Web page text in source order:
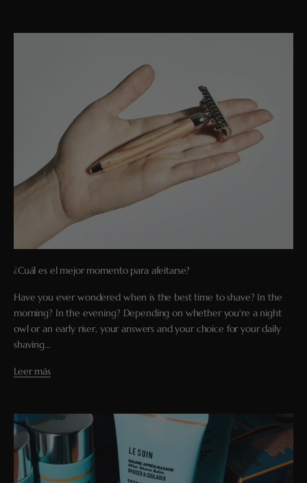
¿Cuál es el mejor momento para afeitarse?
Have you ever wondered when is the best time to shave? In the
morning? In the evening? Depending on whether you're a night
owl or an early riser, your answers and your choice for your daily
shaving...
Leer más